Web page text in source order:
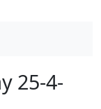
25-4-